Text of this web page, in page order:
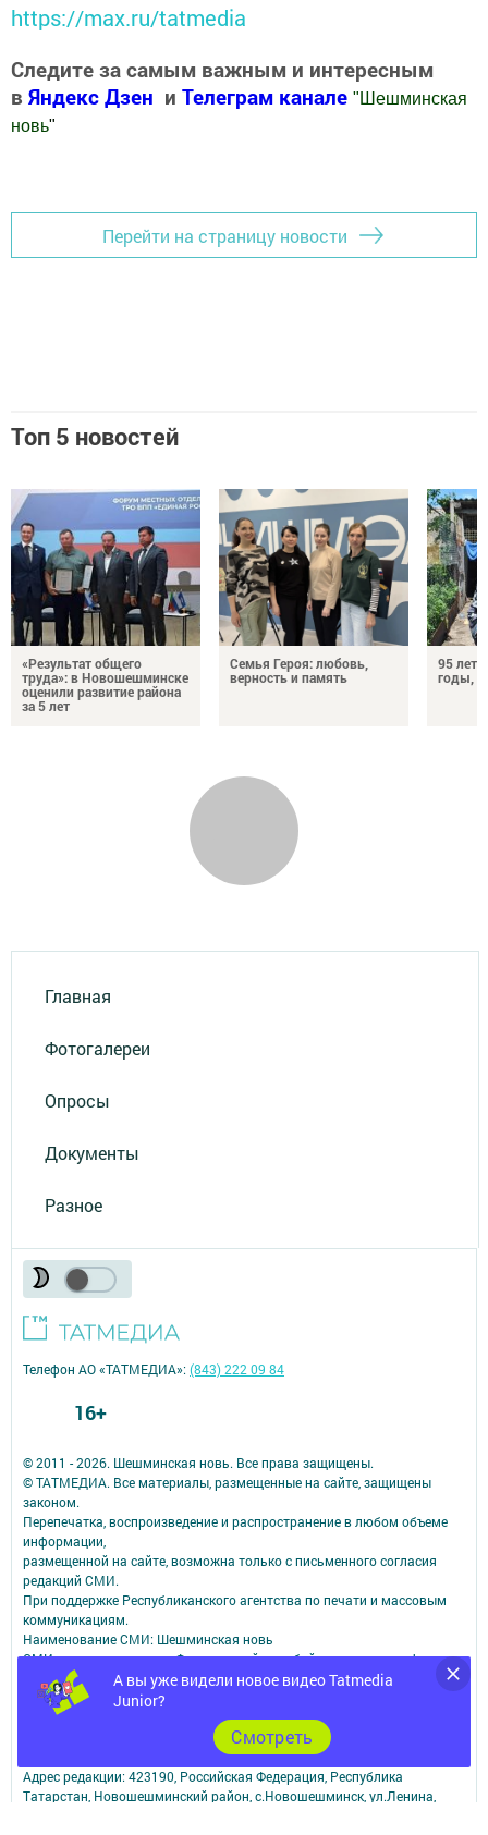
https://max.ru/tatmedia
Следите за самым важным и интересным
в Яндекс Дзен и Телеграм канале " Шешминская
новь"
Перейти на страницу новости
Топ 5 новостей
«Результат общего
труда»: в Новошешминске
оценили развитие района
за 5 лет
Семья Героя: любовь,
верность и память
95 лет
годы,
Главная
Фотогалереи
Опросы
Документы
Разное
А вы уже видели новое видео Tatmedia
Junior?
Cмотреть
© 2011 - 2026. Шешминская новь. Все права защищены.
© ТАТМЕДИА. Все материалы, размещенные на сайте, защищены
законом.
Перепечатка, воспроизведение и распространение в любом объеме
информации,
размещенной на сайте, возможна только с письменного согласия
редакций СМИ.
При поддержке Республиканского агентства по печати и массовым
коммуникациям.
Наименование СМИ: Шешминская новь
СМИ зарегистрировано Федеральной службой по надзору в сфере
связи,
информационных технологий и массовых коммуникаций
запись о регистрации СМИ ЭЛ № ФС 77 - 90148 от 07.10.2025
ФИО главного редактора: Мусин Азат Вализанович Email:
sheshminskaja-nov.dir@tatmedia.com
Адрес редакции: 423190, Российская Федерация, Республика
Татарстан, Новошешминский район, с.Новошешминск, ул.Ленина,
Телефон АО «ТАТМЕДИА»:(843) 222 09 84
16+